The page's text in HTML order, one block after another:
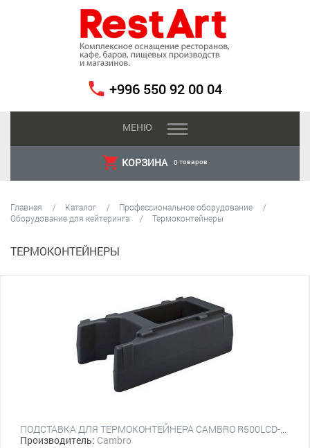
+996 550 92 00 04
МЕНЮ
КОРЗИНА 0 товаров
Главная Каталог
Профессиональное оборудование
Оборудование для кейтеринга
Термоконтейнеры
ТЕРМОКОНТЕЙНЕРЫ
ПОДСТАВКА ДЛЯ ТЕРМОКОНТЕЙНЕРА CAMBRO R500LCD-110 ЧЕРНЫЙ
Производитель: Cambro